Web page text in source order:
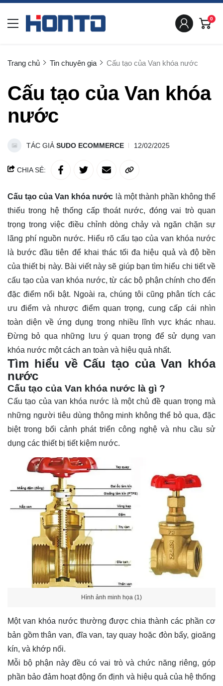
0
Trang chủ Tin chuyên gia Cấu tạo của Van khóa nước
Cấu tạo của Van khóa
nước
TÁC GIẢ SUDO ECOMMERCE 12/02/2025
CHIA SẺ:
Cấu tạo của Van khóa nước là một thành phần không thể
thiếu trong hệ thống cấp thoát nước, đóng vai trò quan
trọng trong việc điều chỉnh dòng chảy và ngăn chặn sự
lãng phí nguồn nước. Hiểu rõ cấu tạo của van khóa nước
là bước đầu tiên để khai thác tối đa hiệu quả và độ bền
của thiết bị này. Bài viết này sẽ giúp bạn tìm hiểu chi tiết về
cấu tạo của van khóa nước, từ các bộ phận chính cho đến
đặc điểm nổi bật. Ngoài ra, chúng tôi cũng phân tích các
ưu điểm và nhược điểm quan trọng, cung cấp cái nhìn
toàn diện về ứng dụng trong nhiều lĩnh vực khác nhau.
Đừng bỏ qua những lưu ý quan trọng để sử dụng van
khóa nước một cách an toàn và hiệu quả nhất.
Tìm hiểu về Cấu tạo của Van khóa
nước
Cấu tạo của Van khóa nước là gì ?
Cấu tạo của van khóa nước là một chủ đề quan trọng mà
những người tiêu dùng thông minh không thể bỏ qua, đặc
biệt trong bối cảnh phát triển công nghệ và nhu cầu sử
dụng các thiết bị tiết kiệm nước.
Hình ảnh minh họa (1)
Một van khóa nước thường được chia thành các phần cơ
bản gồm thân van, đĩa van, tay quay hoặc đòn bẩy, gioăng
kín, và khớp nối.
Mỗi bộ phận này đều có vai trò và chức năng riêng, góp
phần bảo đảm hoạt động ổn định và hiệu quả của hệ thống